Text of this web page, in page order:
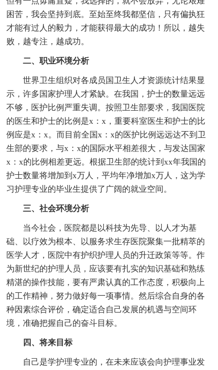
困苦，我会坚持到底。至始至终我都坚信，只有偏执狂
才能有过人的毅力，才能获得最大的成功！所以，越失
败，越专注，越成功。
二、职业环境分析
世界卫生组织对各成员国卫生人才资源统计结果显
示，许多国家护理人才紧缺。在我国，护士的数量远远
不够，医护比例严重失调。按照卫生部要求，我国医院
的医生和护士的比例是x：x，重要科室医生和护士的比
例应是x：x。而目前全国x：x的医护比例远远达不到卫
生部的要求，与x：x的国际水平相差很大，与发达国家
x：x的比例相差更远。根据卫生部的统计到xx年我国的
护士数量将增加到x万人，平均年净增加x万人，这为学
习护理专业的毕业生提供了广阔的就业空间。
三、社会环境分析
当今社会，医院都是以科技为先导、以人才为基
础、以疗效为根本、以服务求生存医院聚集一批精萃的
医学人才，医院中有护织护理人员的升迁政策等等。作
为新世纪的护理人员，应该要有扎实的知识基础和熟练
精湛的操作技能，要有严肃认真的工作态度，积极向上
的工作精神，努力做好每一项事情。然后综合自身的各
种因素综合评价，确定适合自己发展的机遇与空间环
境，准确把握自己的奋斗目标。
四、将来目标
自己是学护理专业的，在未来应该会向护理事业发